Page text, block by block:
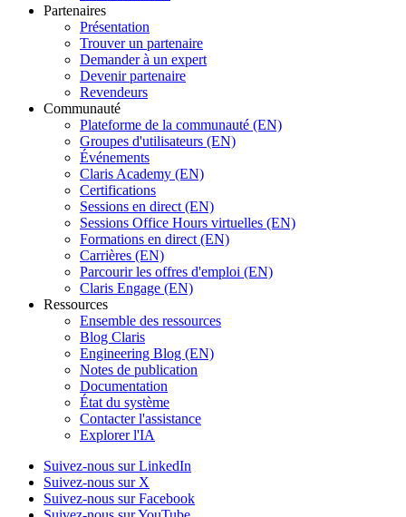
Partenaires
Présentation
Trouver un partenaire
Demander à un expert
Devenir partenaire
Revendeurs
Communauté
Plateforme de la communauté (EN)
Groupes d'utilisateurs (EN)
Événements
Claris Academy (EN)
Certifications
Sessions en direct (EN)
Sessions Office Hours virtuelles (EN)
Formations en direct (EN)
Carrières (EN)
Parcourir les offres d'emploi (EN)
Claris Engage (EN)
Ressources
Ensemble des ressources
Blog Claris
Engineering Blog (EN)
Notes de publication
Documentation
État du système
Contacter l'assistance
Explorer l'IA
Suivez-nous sur LinkedIn
Suivez-nous sur X
Suivez-nous sur Facebook